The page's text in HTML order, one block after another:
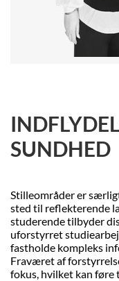
SUNDHED
Stilleområder er
sted til reflekterende
studerende tilbyder
uforstyrret
fastholde kompleks
Fraværet af
fokus, hvilket kan føre